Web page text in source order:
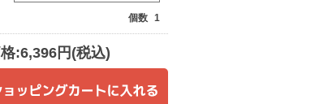
個数 1
:6,396円(税込)